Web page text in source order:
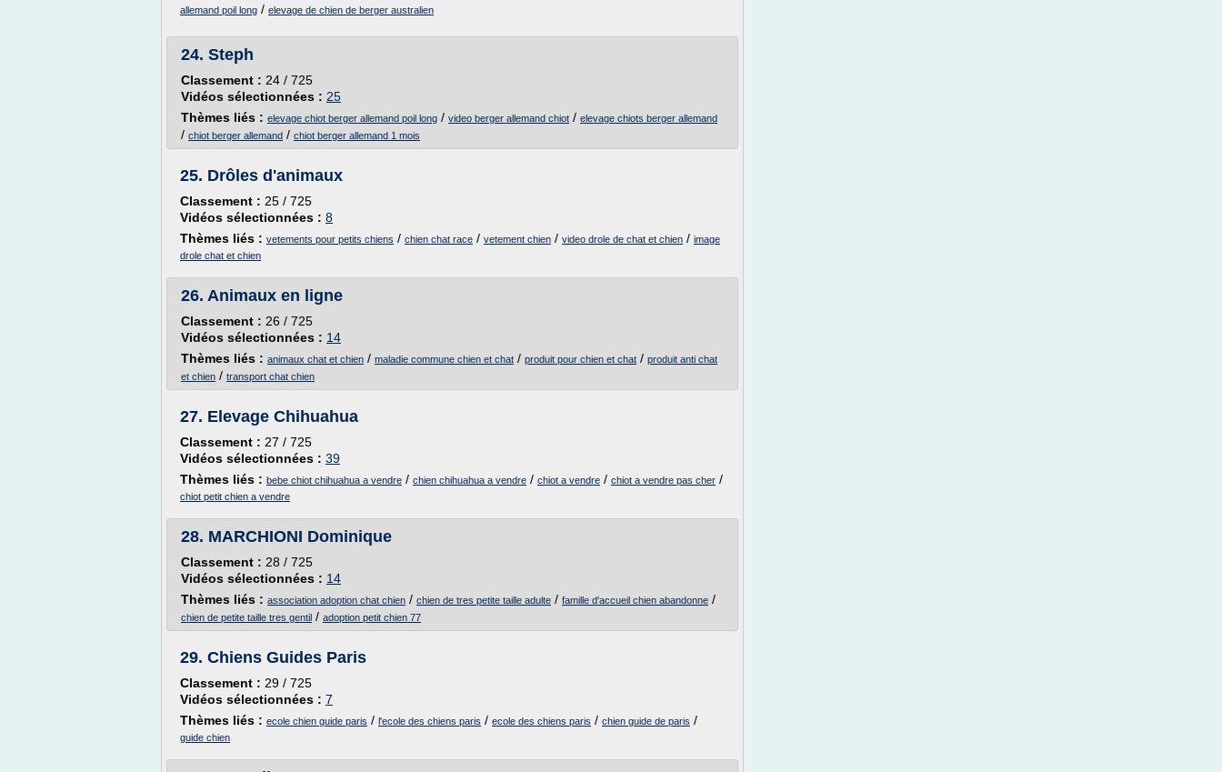
allemand poil long / elevage de chien de berger australien
24. Steph
Classement : 24 / 725
Vidéos sélectionnées : 25
Thèmes liés : elevage chiot berger allemand poil long / video berger allemand chiot / elevage chiots berger allemand
/ chiot berger allemand / chiot berger allemand 1 mois
25. Drôles d'animaux
Classement : 25 / 725
Vidéos sélectionnées : 8
Thèmes liés : vetements pour petits chiens / chien chat race / vetement chien / video drole de chat et chien / image
drole chat et chien
26. Animaux en ligne
Classement : 26 / 725
Vidéos sélectionnées : 14
Thèmes liés : animaux chat et chien / maladie commune chien et chat / produit pour chien et chat / produit anti chat
et chien / transport chat chien
27. Elevage Chihuahua
Classement : 27 / 725
Vidéos sélectionnées : 39
Thèmes liés : bebe chiot chihuahua a vendre / chien chihuahua a vendre / chiot a vendre / chiot a vendre pas cher /
chiot petit chien a vendre
28. MARCHIONI Dominique
Classement : 28 / 725
Vidéos sélectionnées : 14
Thèmes liés : association adoption chat chien / chien de tres petite taille adulte / famille d'accueil chien abandonne /
chien de petite taille tres gentil / adoption petit chien 77
29. Chiens Guides Paris
Classement : 29 / 725
Vidéos sélectionnées : 7
Thèmes liés : ecole chien guide paris / l'ecole des chiens paris / ecole des chiens paris / chien guide de paris /
guide chien